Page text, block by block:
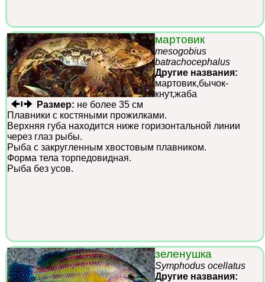
мартовик
mesogobius
batrachocephalus
Другие названия:
мартовик,бычок-
кнут,жаба
Размер: не более 35 см
Плавники с костяными прожилками.
Верхняя губа находится ниже горизонтальной линии
через глаз рыбы.
Рыба с закругленным хвостовым плавником.
Форма тела торпедовидная.
Рыба без усов.
зеленушка
Symphodus ocellatus
Другие названия: